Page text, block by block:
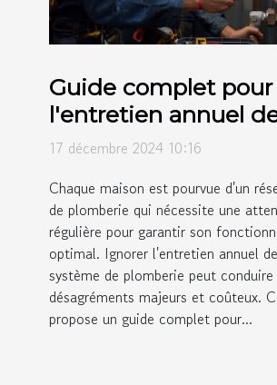
Guide complet pour
l'entretien annuel
système de
17 décembre 2024 10:16
Chaque maison est pourvue d'un
de plomberie qui nécessite une
régulière pour garantir son
optimal. Ignorer l'entretien annuel
système de plomberie peut conduire
désagréments majeurs et coûteux.
propose un guide complet pour...